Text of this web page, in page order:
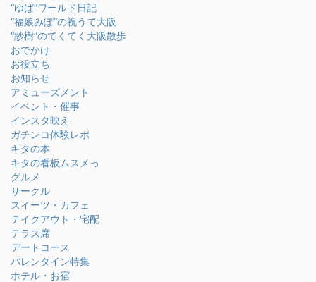
“ゆば”ワールド日記
“福娘みぽ”の祝うて大阪
“紗樹”のてくてく大阪散歩
おでかけ
お役立ち
お知らせ
アミューズメント
イベント・催事
インスタ映え
ガチンコ体験レポ
キタの本
キタの看板ムスメっ
グルメ
サークル
スイーツ・カフェ
テイクアウト・宅配
テラス席
デートコース
バレンタイン特集
ホテル・お宿